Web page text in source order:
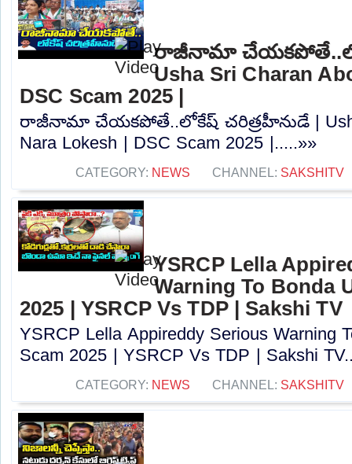
రాజీనామా
Usha Sri Charan
DSC Scam 2025 |
రాజీనామా చేయకపోతే..లోకేష్ చరిత్రహీనుడే | Usha
Nara Lokesh | DSC Scam 2025 |.....»»
CATEGORY: NEWS CHANNEL: SAKSHITV
YSRCP Lella
Warning To Bonda
2025 | YSRCP Vs TDP | Sakshi TV
YSRCP Lella Appireddy Serious Warning
Scam 2025 | YSRCP Vs TDP | Sakshi
CATEGORY: NEWS CHANNEL: SAKSHITV